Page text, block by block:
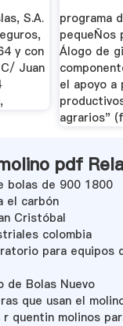
S.A.
y con
Juan
programa
pequeÑos
Álogo de
el apoyo a
agrarios"
pdf
bolas de 900 1800
el carbón
Cristóbal
colombia
para equipos
de Bolas Nuevo
que usan el
quentin molinos